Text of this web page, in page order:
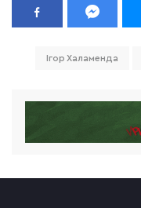
Ігор Халаменда